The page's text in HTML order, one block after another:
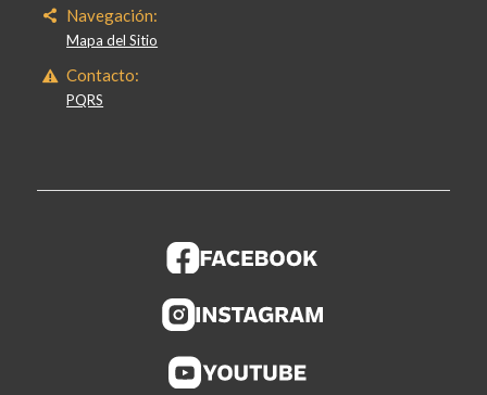
Navegación:
Mapa del Sitio
Contacto:
PQRS